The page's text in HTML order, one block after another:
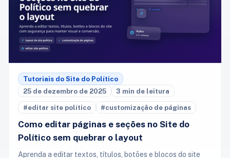
Tutoriais do Site do Político
25 de dezembro de 2025
3 min de leitura
#editar site político #customização de páginas
Como editar páginas e seções no Site do
Político sem quebrar o layout
Aprenda a editar textos, títulos, botões e blocos do site